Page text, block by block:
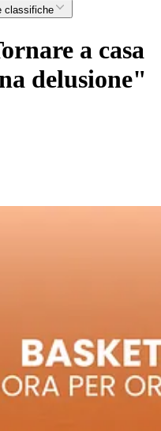
classifiche
a casa
delusione"